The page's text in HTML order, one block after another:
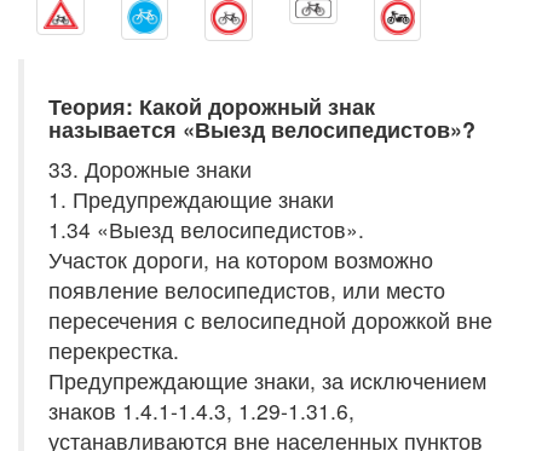
Теория: Какой дорожный знак
называется «Выезд велосипедистов»?
33. Дорожные знаки
1. Предупреждающие знаки
1.34 «Выезд велосипедистов».
Участок дороги, на котором возможно
появление велосипедистов, или место
пересечения с велосипедной дорожкой вне
перекрестка.
Предупреждающие знаки, за исключением
знаков 1.4.1-1.4.3, 1.29-1.31.6,
устанавливаются вне населенных пунктов